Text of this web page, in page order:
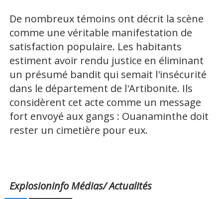
De nombreux témoins ont décrit la scène
comme une véritable manifestation de
satisfaction populaire. Les habitants
estiment avoir rendu justice en éliminant
un présumé bandit qui semait l'insécurité
dans le département de l'Artibonite. Ils
considèrent cet acte comme un message
fort envoyé aux gangs : Ouanaminthe doit
rester un cimetière pour eux.
Explosioninfo Médias/ Actualités